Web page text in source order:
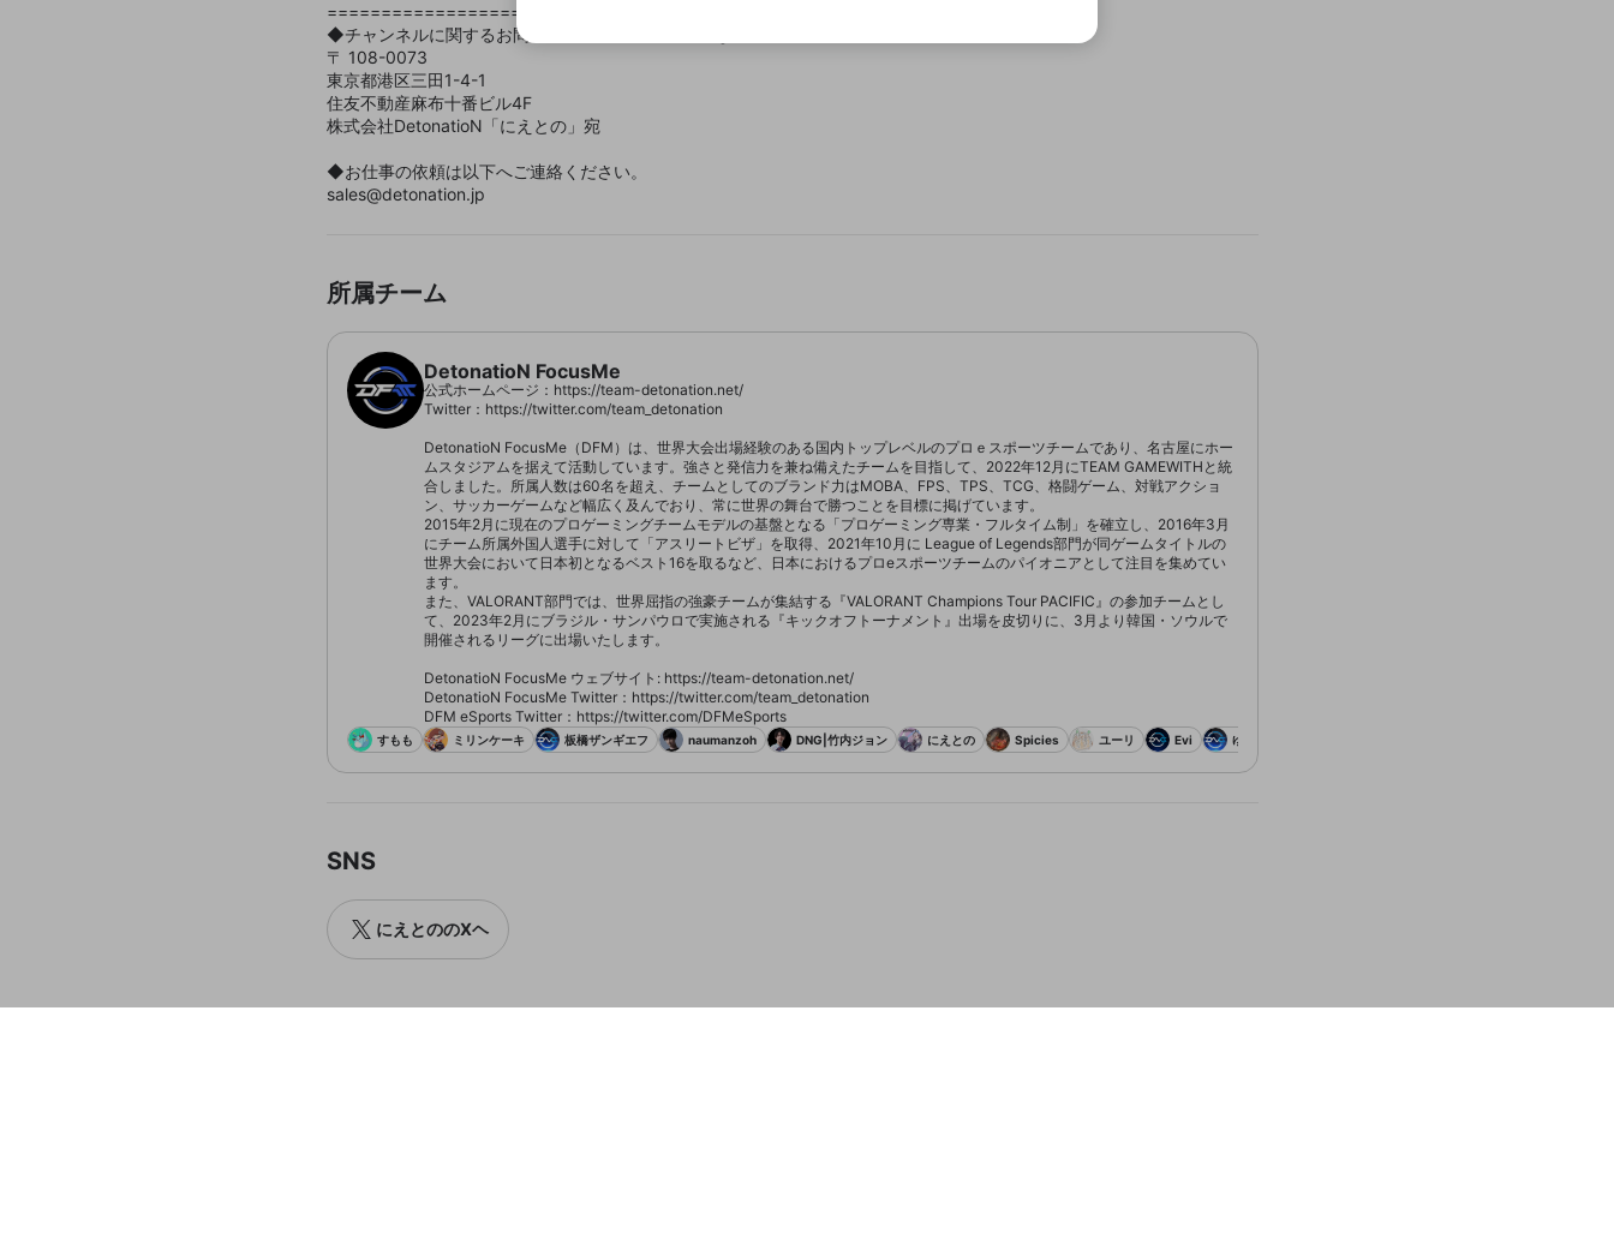
===============================
◆チャンネルに関するお問い合わせ、ファンレターなど
〒 108-0073
東京都港区三田1-4-1
住友不動産麻布十番ビル4F
株式会社DetonatioN「にえとの」宛
◆お仕事の依頼は以下へご連絡ください。
sales@detonation.jp
所属チーム
DetonatioN FocusMe
公式ホームページ：https://team-detonation.net/
Twitter：https://twitter.com/team_detonation
DetonatioN FocusMe（DFM）は、世界大会出場経験のある国内トップレベルのプロｅスポーツチームであり、名古屋にホー
ムスタジアムを据えて活動しています。強さと発信力を兼ね備えたチームを目指して、2022年12月にTEAM GAMEWITHと統
合しました。所属人数は60名を超え、チームとしてのブランド力はMOBA、FPS、TPS、TCG、格闘ゲーム、対戦アクショ
ン、サッカーゲームなど幅広く及んでおり、常に世界の舞台で勝つことを目標に掲げています。
2015年2月に現在のプロゲーミングチームモデルの基盤となる「プロゲーミング専業・フルタイム制」を確立し、2016年3月
にチーム所属外国人選手に対して「アスリートビザ」を取得、2021年10月に League of Legends部門が同ゲームタイトルの
世界大会において日本初となるベスト16を取るなど、日本におけるプロeスポーツチームのパイオニアとして注目を集めてい
ます。
また、VALORANT部門では、世界屈指の強豪チームが集結する『VALORANT Champions Tour PACIFIC』の参加チームとし
て、2023年2月にブラジル・サンパウロで実施される『キックオフトーナメント』出場を皮切りに、3月より韓国・ソウルで
開催されるリーグに出場いたします。
DetonatioN FocusMe ウェブサイト: https://team-detonation.net/
DetonatioN FocusMe Twitter：https://twitter.com/team_detonation
DFM eSports Twitter：https://twitter.com/DFMeSports
すもも ミリンケーキ 板橋ザンギエフ naumanzoh DNG|竹内ジョン にえとの Spicies ユーリ Evi ゆたぽんご
SNS
にえとののXヘ
ファンレターを作成
mellow-fanの利用規約・プライバシーポリシー・外部サービ
mellow-fanの利用規約・プライバシーポリシー・外部サービ
送信